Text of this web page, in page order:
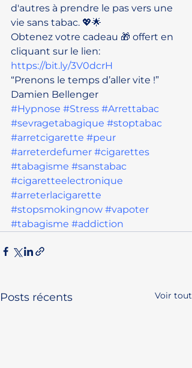
d'autres à prendre le pas vers une
vie sans tabac. 💖🌟
Obtenez votre cadeau 🎁 offert en
cliquant sur le lien:
https://bit.ly/3V0dcrH
“Prenons le temps d’aller vite !”
Damien Bellenger
#Hypnose #Stress #Arrettabac
#sevragetabagique #stoptabac
#arretcigarette #peur
#arreterdefumer #cigarettes
#tabagisme #sanstabac
#cigaretteelectronique
#arreterlacigarette
#stopsmokingnow #vapoter
#tabagisme #addiction
Posts récents Voir tout